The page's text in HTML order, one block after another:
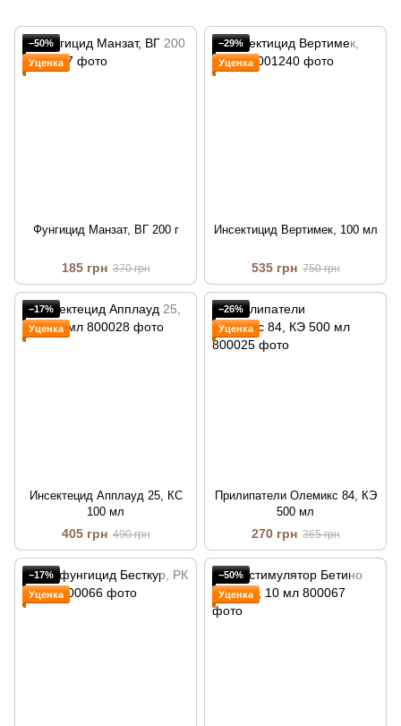
−50%
Уценка
Фунгицид Манзат, ВГ 200 г
185 грн 370 грн
−29%
Уценка
Инсектицид Вертимек, 100 мл
535 грн 750 грн
−17%
Уценка
Инсектецид Апплауд 25, КС
100 мл
405 грн 490 грн
−26%
Уценка
Прилипатели Олемикс 84, КЭ
500 мл
270 грн 365 грн
−17%
Уценка
−50%
Уценка